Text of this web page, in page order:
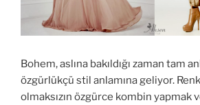
Bohem, aslına bakıldığı zaman tam
özgürlükçü stil anlamına geliyor.
olmaksızın özgürce kombin yapmak